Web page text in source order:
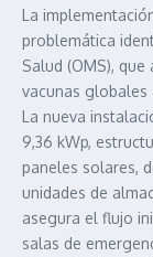
La
problemática
Salud (OMS),
vacunas globales
La nueva
9,36 kWp,
paneles solares,
unidades de
asegura el flujo
salas de